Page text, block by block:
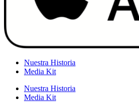
Nuestra Historia
Media Kit
Nuestra Historia
Media Kit